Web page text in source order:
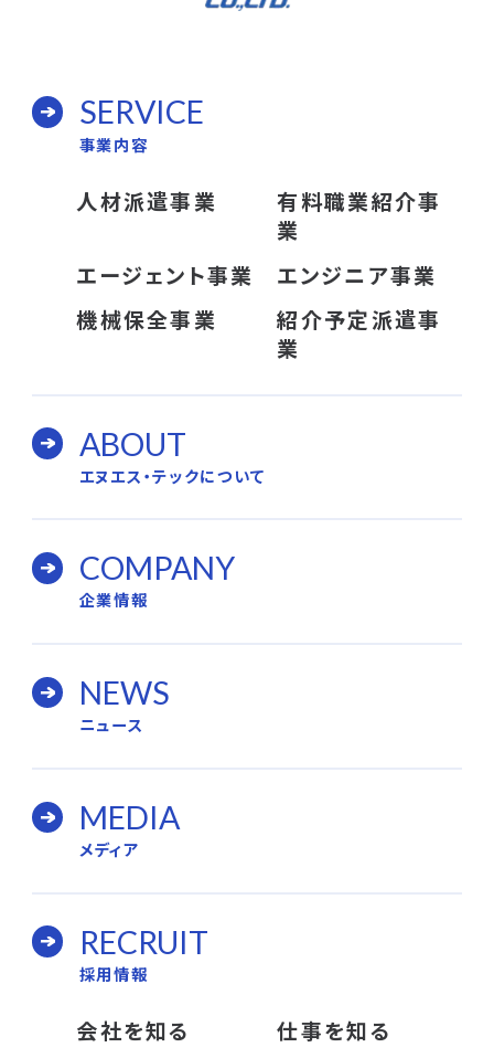
SERVICE
事業内容
人材派遣事業
有料職業紹介事
業
エージェント事業
エンジニア事業
機械保全事業
紹介予定派遣事
業
ABOUT
エヌエス・テックについて
COMPANY
企業情報
NEWS
ニュース
MEDIA
メディア
RECRUIT
採用情報
会社を知る
仕事を知る